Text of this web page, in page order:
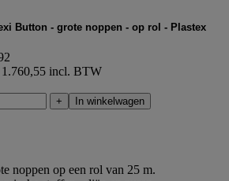
Button - grote noppen - op rol - Plastex
incl. BTW
+ In winkelwagen
noppen op een rol van 25 m.